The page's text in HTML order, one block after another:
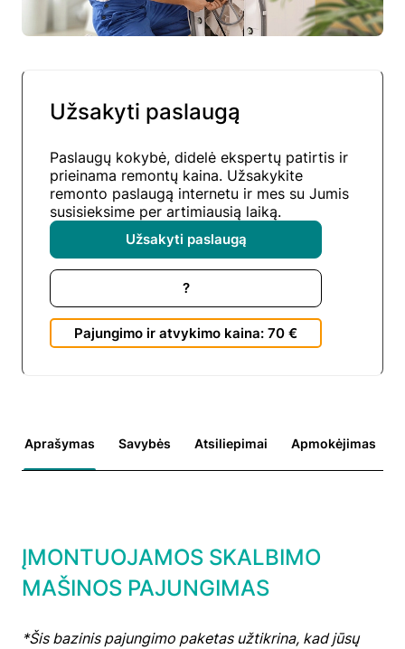
Užsakyti paslaugą
Paslaugų kokybė, didelė ekspertų patirtis ir
prieinama remontų kaina. Užsakykite
remonto paslaugą internetu ir mes su Jumis
susisieksime per artimiausią laiką.
Užsakyti paslaugą
?
Pajungimo ir atvykimo kaina: 70 €
Aprašymas Savybės Atsiliepimai Apmokėjimas
ĮMONTUOJAMOS SKALBIMO
MAŠINOS PAJUNGIMAS
*Šis bazinis pajungimo paketas užtikrina, kad jūsų